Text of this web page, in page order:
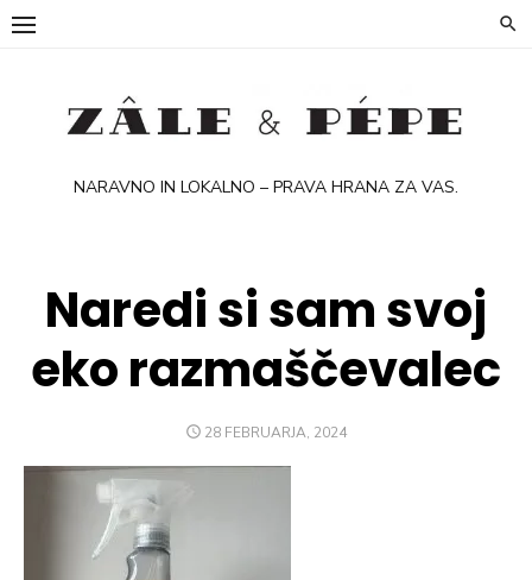
Skip
NARAVNO IN LOKALNO – PRAVA HRANA ZA VAS.
Naredi si sam svoj
eko razmaščevalec
POSTED
28 FEBRUARJA, 2024